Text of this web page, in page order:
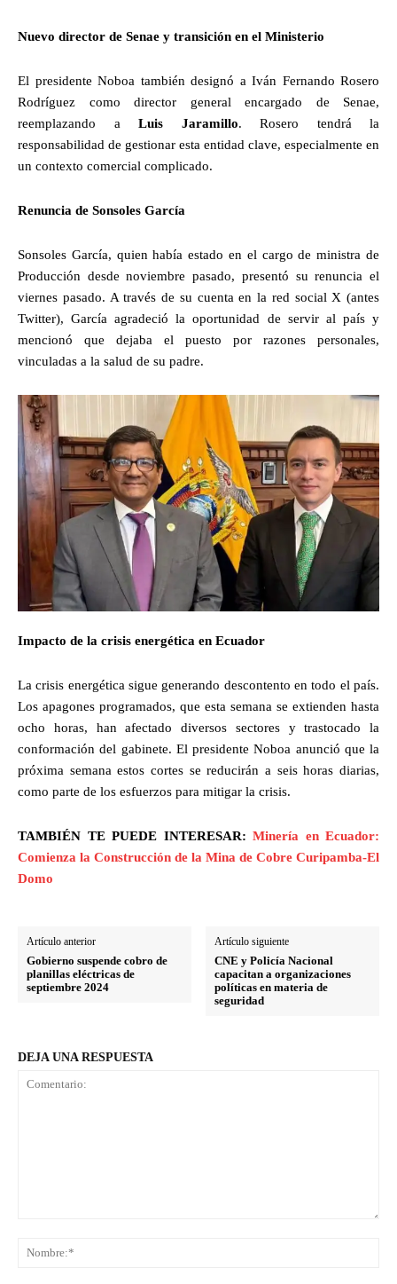
Nuevo director de Senae y transición en el Ministerio
El presidente Noboa también designó a Iván Fernando Rosero
Rodríguez como director general encargado de Senae,
reemplazando a Luis Jaramillo. Rosero tendrá la
responsabilidad de gestionar esta entidad clave, especialmente en
un contexto comercial complicado.
Renuncia de Sonsoles García
Sonsoles García, quien había estado en el cargo de ministra de
Producción desde noviembre pasado, presentó su renuncia el
viernes pasado. A través de su cuenta en la red social X (antes
Twitter), García agradeció la oportunidad de servir al país y
mencionó que dejaba el puesto por razones personales,
vinculadas a la salud de su padre.
Impacto de la crisis energética en Ecuador
La crisis energética sigue generando descontento en todo el país.
Los apagones programados, que esta semana se extienden hasta
ocho horas, han afectado diversos sectores y trastocado la
conformación del gabinete. El presidente Noboa anunció que la
próxima semana estos cortes se reducirán a seis horas diarias,
como parte de los esfuerzos para mitigar la crisis.
TAMBIÉN TE PUEDE INTERESAR: Minería en Ecuador:
Comienza la Construcción de la Mina de Cobre Curipamba-El
Domo
Artículo anterior
Gobierno suspende cobro de
planillas eléctricas de
septiembre 2024
Artículo siguiente
CNE y Policía Nacional
capacitan a organizaciones
políticas en materia de
seguridad
DEJA UNA RESPUESTA